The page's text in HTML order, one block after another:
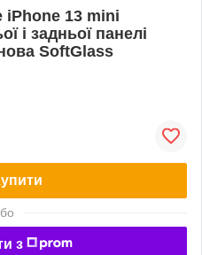
iPhone 13 mini
і задньої панелі
SoftGlass
з